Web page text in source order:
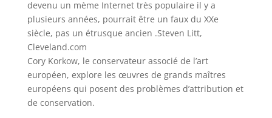
devenu un mème Internet très populaire il y a
plusieurs années, pourrait être un faux du XXe
siècle, pas un étrusque ancien .Steven Litt,
Cleveland.com
Cory Korkow, le conservateur associé de l’art
européen, explore les œuvres de grands maîtres
européens qui posent des problèmes d’attribution et
de conservation.